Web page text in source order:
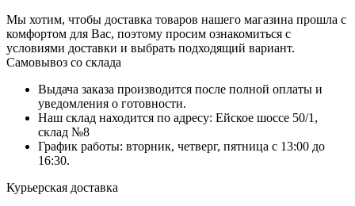
Мы хотим, чтобы доставка товаров нашего магазина прошла с
комфортом для Вас, поэтому просим ознакомиться с
условиями доставки и выбрать подходящий вариант.
Самовывоз со склада
Выдача заказа производится после полной оплаты и
уведомления о готовности.
Наш склад находится по адресу: Ейское шоссе 50/1,
склад №8
График работы: вторник, четверг, пятница с 13:00 до
16:30.
Курьерская доставка